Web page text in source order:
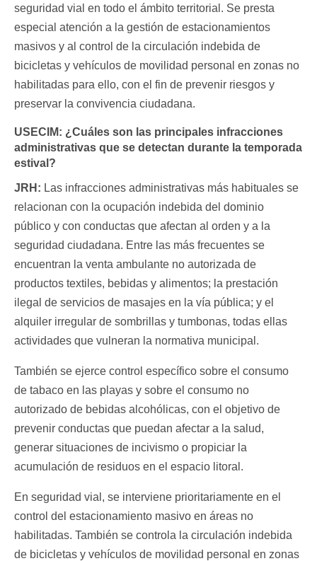
seguridad vial en todo el ámbito territorial. Se presta
especial atención a la gestión de estacionamientos
masivos y al control de la circulación indebida de
bicicletas y vehículos de movilidad personal en zonas no
habilitadas para ello, con el fin de prevenir riesgos y
preservar la convivencia ciudadana.
USECIM: ¿Cuáles son las principales infracciones
administrativas que se detectan durante la temporada
estival?
JRH: Las infracciones administrativas más habituales se
relacionan con la ocupación indebida del dominio
público y con conductas que afectan al orden y a la
seguridad ciudadana. Entre las más frecuentes se
encuentran la venta ambulante no autorizada de
productos textiles, bebidas y alimentos; la prestación
ilegal de servicios de masajes en la vía pública; y el
alquiler irregular de sombrillas y tumbonas, todas ellas
actividades que vulneran la normativa municipal.
También se ejerce control específico sobre el consumo
de tabaco en las playas y sobre el consumo no
autorizado de bebidas alcohólicas, con el objetivo de
prevenir conductas que puedan afectar a la salud,
generar situaciones de incivismo o propiciar la
acumulación de residuos en el espacio litoral.
En seguridad vial, se interviene prioritariamente en el
control del estacionamiento masivo en áreas no
habilitadas. También se controla la circulación indebida
de bicicletas y vehículos de movilidad personal en zonas